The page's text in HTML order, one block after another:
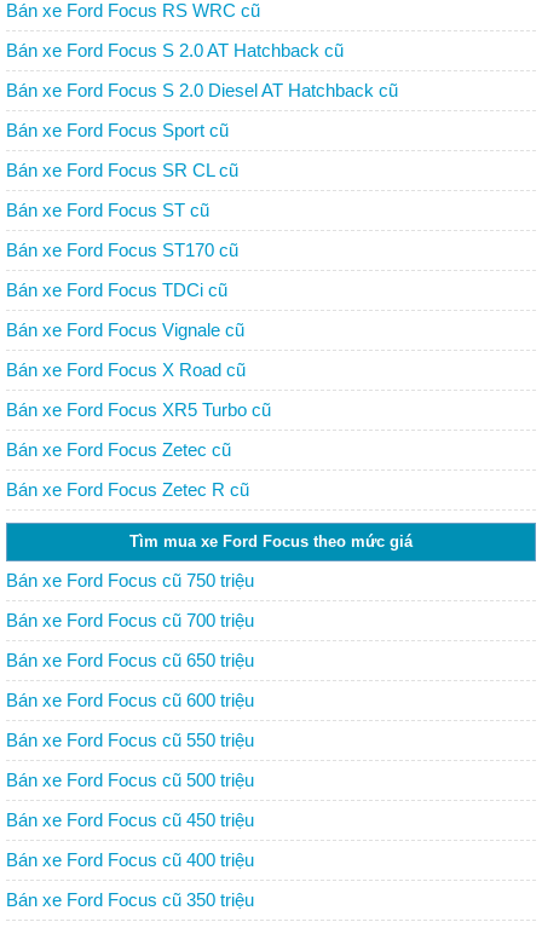
Bán xe Ford Focus RS WRC cũ
Bán xe Ford Focus S 2.0 AT Hatchback cũ
Bán xe Ford Focus S 2.0 Diesel AT Hatchback cũ
Bán xe Ford Focus Sport cũ
Bán xe Ford Focus SR CL cũ
Bán xe Ford Focus ST cũ
Bán xe Ford Focus ST170 cũ
Bán xe Ford Focus TDCi cũ
Bán xe Ford Focus Vignale cũ
Bán xe Ford Focus X Road cũ
Bán xe Ford Focus XR5 Turbo cũ
Bán xe Ford Focus Zetec cũ
Bán xe Ford Focus Zetec R cũ
Tìm mua xe Ford Focus theo mức giá
Bán xe Ford Focus cũ 750 triệu
Bán xe Ford Focus cũ 700 triệu
Bán xe Ford Focus cũ 650 triệu
Bán xe Ford Focus cũ 600 triệu
Bán xe Ford Focus cũ 550 triệu
Bán xe Ford Focus cũ 500 triệu
Bán xe Ford Focus cũ 450 triệu
Bán xe Ford Focus cũ 400 triệu
Bán xe Ford Focus cũ 350 triệu